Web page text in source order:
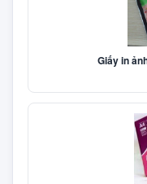
Giấy in